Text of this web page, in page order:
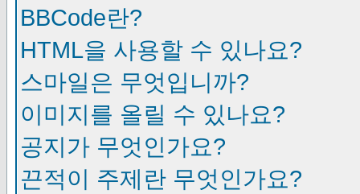
BBCode란?
HTML을 사용할 수 있나요?
스마일은 무엇입니까?
이미지를 올릴 수 있나요?
공지가 무엇인가요?
끈적이 주제란 무엇인가요?